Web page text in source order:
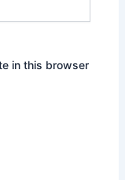
in this browser